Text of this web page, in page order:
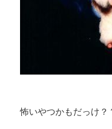
怖いやつかもだっけ